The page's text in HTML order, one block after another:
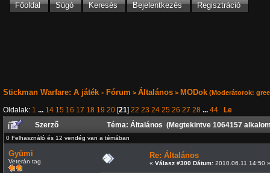
Főoldal Súgó Keresés Bejelentkezés Regisztráció
Stickman Warfare: A játék - Fórum > Általános> MODok(Moderátorok:
Oldalak: 1 ... 14 15 16 17 18 19 20[21] 22 23 24 25 26 27 28 ... 44
Le
Szerző
Téma: Általános (Megtekintve 1064157
0 Felhasználó és 12 vendég van a témában
Gyümi
Veterán tag
Re: Általános
« Válasz #300 Dátum:2010.06.11 14:50 »